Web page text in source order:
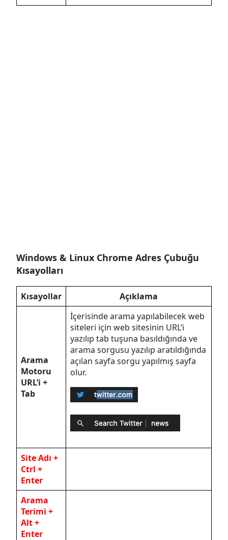
Windows & Linux Chrome Adres Çubuğu
Kısayolları
Kısayollar Açıklama
Arama
Motoru
URL’i +
Tab
İçerisinde arama yapılabilecek web
siteleri için web sitesinin URL’i
yazılıp tab tuşuna basıldığında ve
arama sorgusu yazılıp aratıldığında
açılan sayfa sorgu yapılmış sayfa
olur.
Site Adı +
Ctrl +
Enter
Arama
Terimi +
Alt +
Enter